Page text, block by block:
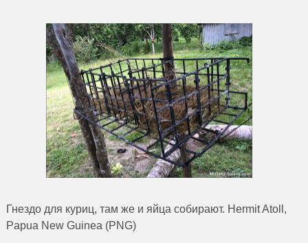
Гнездо для куриц, там же и яйца собирают. Hermit Atoll,
Papua New Guinea (PNG)